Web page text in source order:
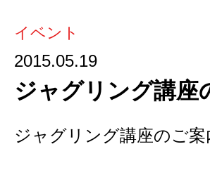
イベント
2015.05.19
ジャグリング講座
ジャグリング講座のご案